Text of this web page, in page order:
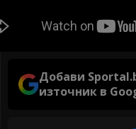
Добави
източник в